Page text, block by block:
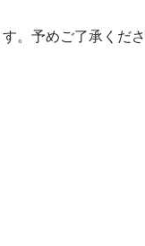
予めご了承くだ